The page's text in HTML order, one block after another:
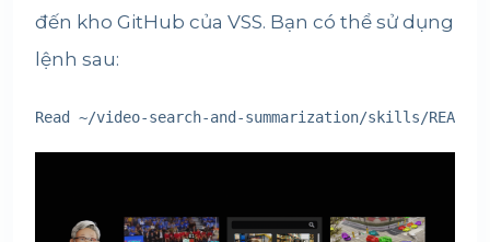
đến kho GitHub của VSS. Bạn có thể sử dụng
lệnh sau:
Read ~/video-search-and-summarization/skills/